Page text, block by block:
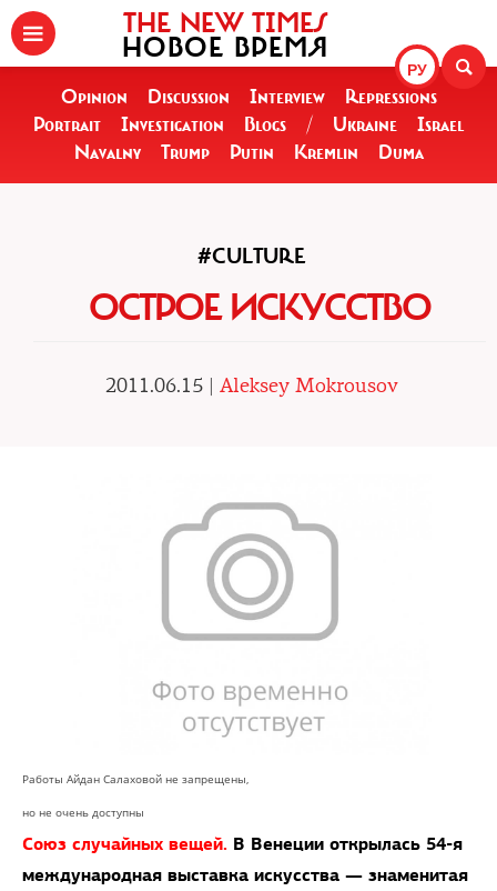
РУ
THE NEW TIMES
НОВОЕ ВРЕМЯ
Opinion Discussion Interview
Repressions
Portrait
Investigation Blogs / Ukraine
Israel
Navalny
Trump Putin Kremlin Duma
#CULTURE
ОСТРОЕ ИСКУССТВО
2011.06.15 | Aleksey Mokrousov
Работы Айдан Салаховой не запрещены,
но не очень доступны
Союз случайных вещей. В Венеции открылась 54-я
международная выставка искусства — знаменитая